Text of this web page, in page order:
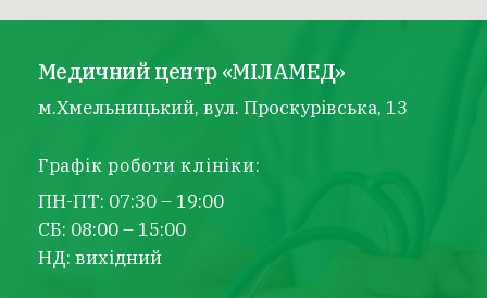
Медичний центр «МІЛАМЕД»
м.Хмельницький, вул. Проскурівська, 13
Графік роботи клініки:
ПН-ПТ: 07:30 – 19:00
СБ: 08:00 – 15:00
НД: вихідний